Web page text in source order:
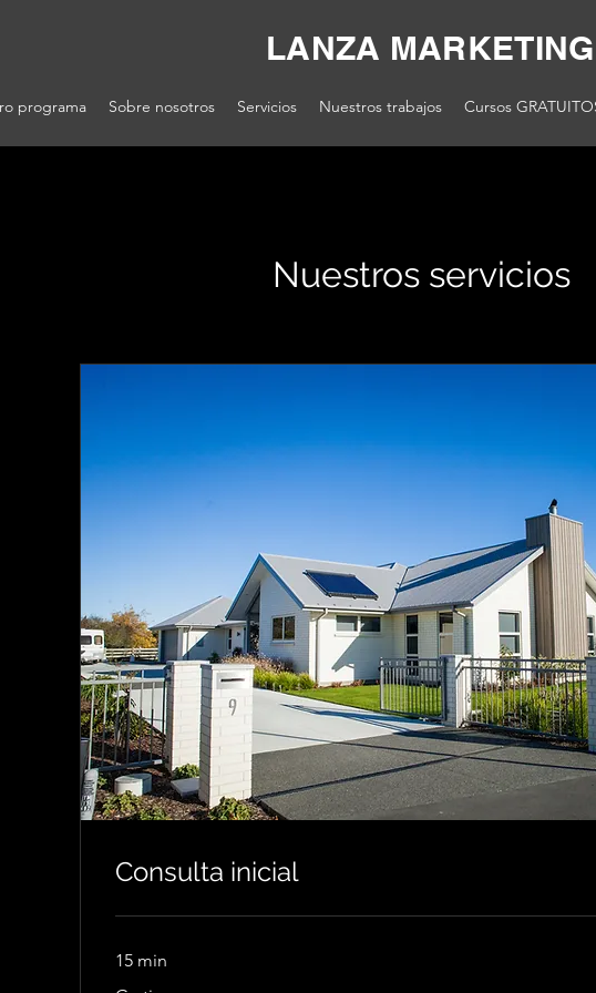
programa Sobre nosotros Servicios Nuestros trabajos Cursos
LANZA MARKETING
Nuestros servicios
Consulta inicial
15 min